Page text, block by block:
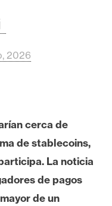
2026
cerca de
de stablecoins,
La noticia
de pagos
de un